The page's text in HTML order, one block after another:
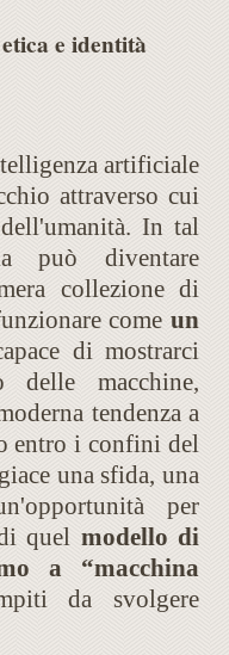
e identità
artificiale
attraverso cui
dell'umanità. In tal
può diventare
collezione di
come un
di mostrarci
delle macchine,
tendenza a
entro i confini del
una sfida, una
per
quel modello di
a “macchina
da svolgere